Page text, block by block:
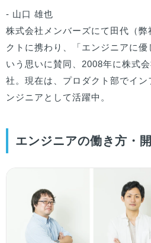
- 山口 雄也
株式会社メンバーズにて田代（弊
クトに携わり、「エンジニアに
いう思いに賛同、2008年に株式
社。現在は、プロダクト部でイ
ンジニアとして活躍中。
エンジニアの働き方・